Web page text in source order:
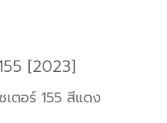
[2023]
เตอร์ 155 สีแดง